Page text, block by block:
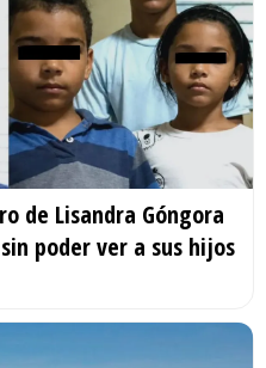
de Lisandra Góngora
poder ver a sus hijos